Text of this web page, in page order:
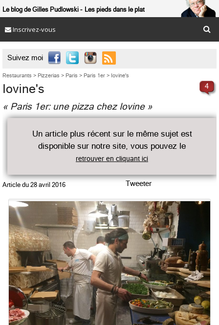
Le blog de Gilles Pudlowski Les pieds dans le plat
Inscrivez-vous
Suivez moi 
Restaurants > Pizzerias > Paris > Paris 1er > Iovine's
4
Iovine's
« Paris 1er: une pizza chez Iovine »
Un article plus récent sur le même sujet est
disponible sur notre site, vous pouvez le
retrouver en cliquant ici
Article du 28 avril 2016 Tweeter